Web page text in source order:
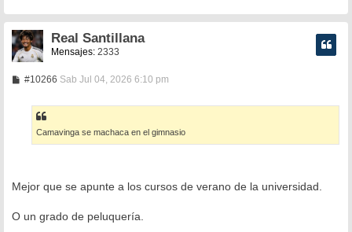
e
Real Santillana
Mensajes: 2333
#10266M
j
e
Sab Jul 04, 2026 6:10 pm
Camavinga se machaca en el gimnasio
Mejor que se apunte a los cursos de verano de la universidad.
O un grado de peluquería.